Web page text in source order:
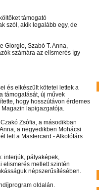
támogató
szól, akik legalább egy, de
Giorgio, Szabó T. Anna,
számára az elismerés így
és elkészült kötetei lettek a
támogatását, új művek
hogy hosszútávon érdemes
lapigazgatója.
Zsófia, a másodikban
a negyedikben Mohácsi
lett a Mastercard - Alkotótárs
interjúk, pályaképek,
elismerés mellett szintén
népszerűsítésében.
oldalán.